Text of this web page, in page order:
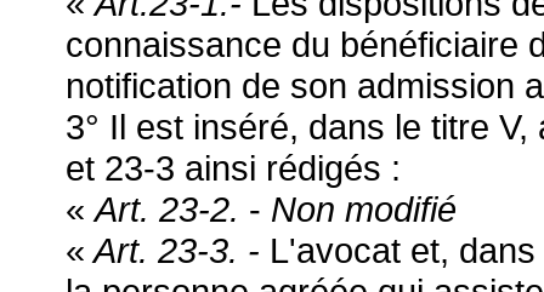
connaissance du bénéficiaire
notification de son admission
3° Il est inséré, dans le titre
et 23-3 ainsi rédigés :
«Art. 23-2. - Non modifié
« Art. 23-3. - L'avocat et,